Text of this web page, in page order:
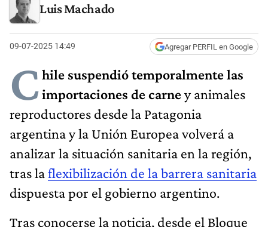
Luis Machado
09-07-2025 14:49 Agregar PERFIL en Google
Chile suspendió temporalmente las
importaciones de carney animales
reproductores desde la Patagonia
argentina y la Unión Europea volverá a
analizar la situación sanitaria en la región,
tras laflexibilización de la barrera sanitaria
dispuesta por el gobierno argentino.
Tras conocerse la noticia, desde el Bloque